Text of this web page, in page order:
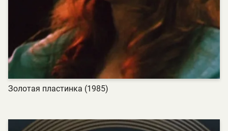
Золотая пластинка (1985)